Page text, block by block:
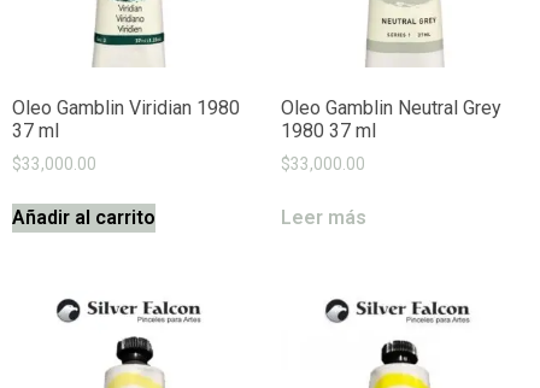
Oleo Gamblin Viridian 1980
37 ml
$33,000.00
Añadir al carrito
Oleo Gamblin Neutral Grey
1980 37 ml
$33,000.00
Leer más